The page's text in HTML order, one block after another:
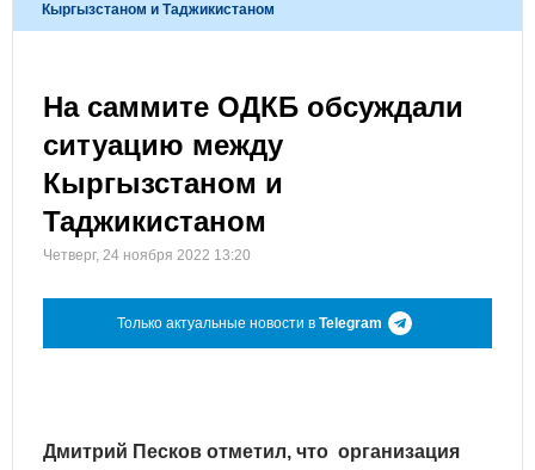
Кыргызстаном и Таджикистаном
На саммите ОДКБ обсуждали
ситуацию между
Кыргызстаном и
Таджикистаном
Четверг, 24 ноября 2022 13:20
Только актуальные новости в Telegram
Дмитрий Песков отметил, что организация